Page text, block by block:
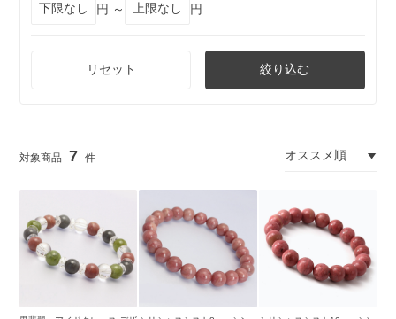
円 ～
円
リセット 絞り込む
7